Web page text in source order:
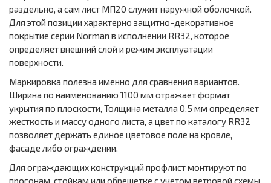
раздельно, а сам лист МП20 служит наружной оболочкой.
Для этой позиции характерно защитно-декоративное
покрытие серии Norman в исполнении RR32, которое
определяет внешний слой и режим эксплуатации
поверхности.
Маркировка полезна именно для сравнения вариантов.
Ширина по наименованию 1100 мм отражает формат
укрытия по плоскости, Толщина металла 0.5 мм определяет
жесткость и массу одного листа, а цвет по каталогу RR32
позволяет держать единое цветовое поле на кровле,
фасаде либо ограждении.
Для ограждающих конструкций профлист монтируют по
прогонам, стойкам или обрешетке с учетом ветровой схемы